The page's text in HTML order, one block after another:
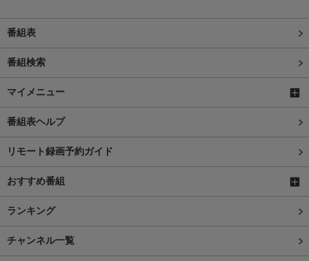
番組表
番組検索
マイメニュー
番組表ヘルプ
リモート録画予約ガイド
おすすめ番組
ランキング
チャンネル一覧